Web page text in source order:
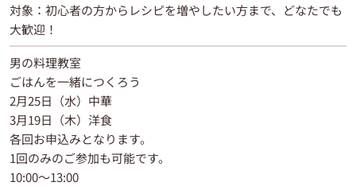
対象：初心者の方からレシピを増やしたい方まで、どなたでも
大歓迎！
男の料理教室
ごはんを一緒につくろう
2月25日（水）中華
3月19日（木）洋食
各回お申込みとなります。
1回のみのご参加も可能です。
10:00～13:00